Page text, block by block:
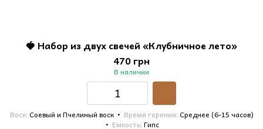
🍓 Набор из двух свечей «Клубничное лето»
470 грн
В наличии
Воск Соевый и Пчелиный воск Время горения Среднее (6-15 часов)
Емкость Гипс